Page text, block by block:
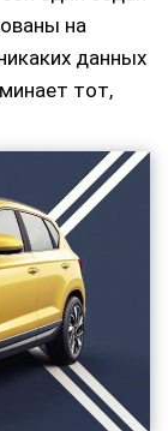
на
данных
тот,